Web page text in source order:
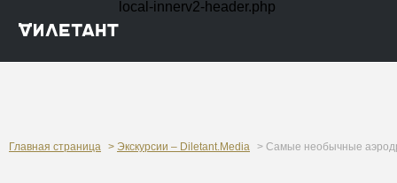
local-innerv2-header.php
Главная страница > Экскурсии – Diletant.Media > Самые необычные